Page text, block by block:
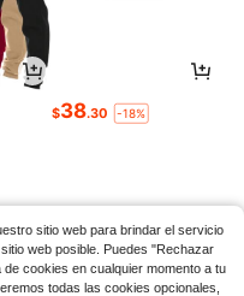
Bandana de disfraz, pañuelo
la cabeza, cinturón medieval,
de cuero con gancho, at
casual para vacaciones
-45%
$38.30 -18%
sitio web para brindar el servicio
web posible. Puedes "Rechazar
cookies en cualquier momento a tu
todas las cookies opcionales,